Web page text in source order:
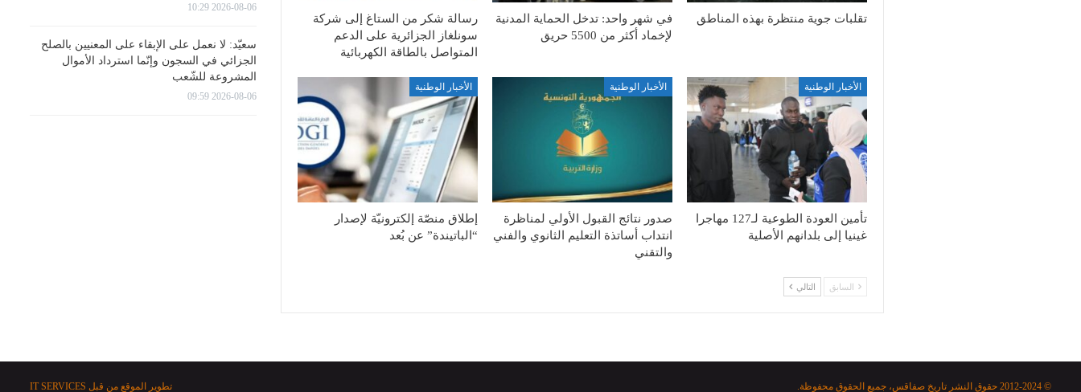
تقلبات جوية منتظرة بهذه المناطق
في شهر واحد: تدخل الحماية المدنية
لإخماد أكثر من 5500 حريق
رسالة شكر من الستاغ إلى شركة
سونلغاز الجزائرية على الدعم
المتواصل بالطاقة الكهربائية
الأخبار الوطنية
تأمين العودة الطوعية لـ127 مهاجرا
غينيا إلى بلدانهم الأصلية
الأخبار الوطنية
صدور نتائج القبول الأولي لمناظرة
انتداب أساتذة التعليم الثانوي والفني
والتقني
الأخبار الوطنية
إطلاق منصّة إلكترونيّة لإصدار
“الباتيندة” عن بُعد
السابق التالي
2026-08-06 10:29
سعيّد: لا نعمل على الإبقاء على المعنيين بالصلح
الجزائي في السجون وإنّما استرداد الأموال
المشروعة للشّعب
2026-08-06 09:59
© 2012-2024 حقوق النشر تاريخ صفاقس، جميع الحقوق محفوظة. تطوير الموقع من قبل IT SERVICES